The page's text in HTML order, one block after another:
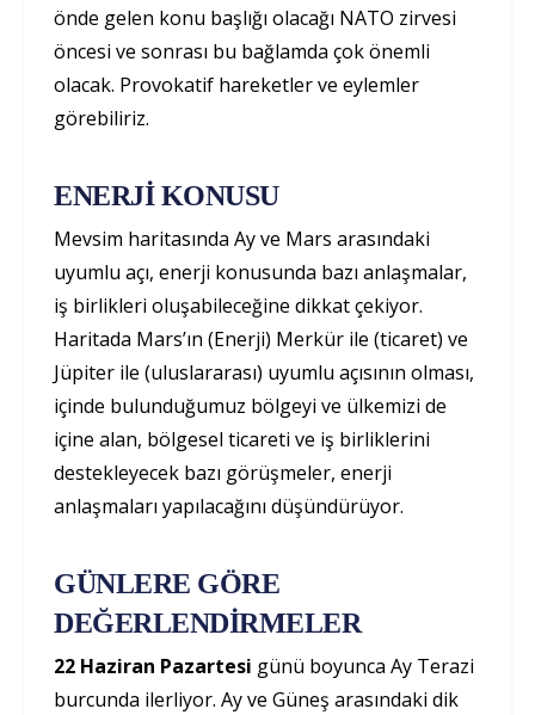
önde gelen konu başlığı olacağı NATO zirvesi
öncesi ve sonrası bu bağlamda çok önemli
olacak. Provokatif hareketler ve eylemler
görebiliriz.
ENERJİ KONUSU
Mevsim haritasında Ay ve Mars arasındaki
uyumlu açı, enerji konusunda bazı anlaşmalar,
iş birlikleri oluşabileceğine dikkat çekiyor.
Haritada Mars’ın (Enerji) Merkür ile (ticaret) ve
Jüpiter ile (uluslararası) uyumlu açısının olması,
içinde bulunduğumuz bölgeyi ve ülkemizi de
içine alan, bölgesel ticareti ve iş birliklerini
destekleyecek bazı görüşmeler, enerji
anlaşmaları yapılacağını düşündürüyor.
GÜNLERE GÖRE
DEĞERLENDİRMELER
22 Haziran Pazartesi günü boyunca Ay Terazi
burcunda ilerliyor. Ay ve Güneş arasındaki dik